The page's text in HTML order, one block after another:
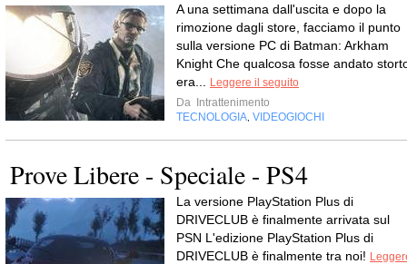
A una settimana dall'uscita e dopo la
rimozione dagli store, facciamo il punto
sulla versione PC di Batman: Arkham
Knight Che qualcosa fosse andato
era...
Leggere il seguito
Da
Intrattenimento
TECNOLOGIA VIDEOGIOCHI
Prove Libere - Speciale - PS4
La versione PlayStation Plus di
DRIVECLUB è finalmente arrivata sul
PSN L'edizione PlayStation Plus di
DRIVECLUB è finalmente tra noi!